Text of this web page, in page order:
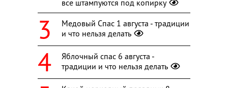
все штампуются под копирку
Медовый Спас 1 августа - традиции
и что нельзя делать
Яблочный спас 6 августа -
традиции и что нельзя делать